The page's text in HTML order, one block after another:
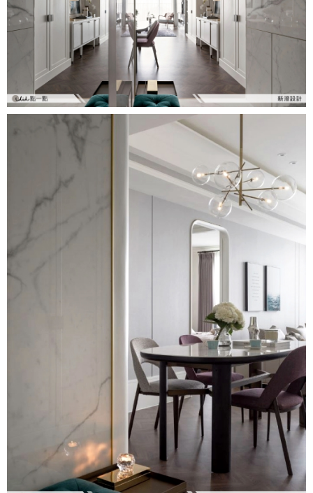
裝潢進階計算機
裝潢圖紙免費健檢
商業空間
其他
小坪數
31~50坪
51坪以上
風格
簡約
休閒
工業
150萬以內
151萬~250萬
251萬以上
台北市
桃園 新竹 竹北
台中
台南 高雄
360環景體驗
你家我家 Podcast
虛擬線上裝潢
房屋仲介方案
室內設計師方案
傢俱建材商方案
一般屋主方案
裝潢輕鬆點
2房2聽 - 基本版
2房2廳 - 精裝版
3房2聽 - 基本版
3房2廳 - 精裝版
系統櫃
居家風水
老屋翻新
主題精選
設計知識+
設計私房話
全站搜尋
台北市
基隆市
徵設計師